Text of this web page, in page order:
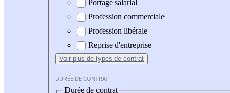
Portage salarial
Profession commerciale
Profession libérale
Reprise d'entreprise
Voir plus de types de contrat
DURÉE DE CONTRAT
Durée de contrat